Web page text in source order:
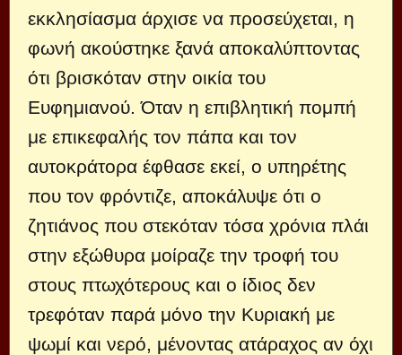
εκκλησίασμα άρχισε να προσεύχεται, η
φωνή ακούστηκε ξανά αποκαλύπτοντας
ότι βρισκόταν στην οικία του
Ευφημιανού. Όταν η επιβλητική πομπή
με επικεφαλής τον πάπα και τον
αυτοκράτορα έφθασε εκεί, ο υπηρέτης
που τον φρόντιζε, αποκάλυψε ότι ο
ζητιάνος που στε­κόταν τόσα χρόνια πλάι
στην εξώθυρα μοίραζε την τροφή του
στους πτωχότερους και ο ίδιος δεν
τρεφόταν παρά μόνο την Κυριακή με
ψωμί και νερό, μένοντας ατάραχος αν όχι